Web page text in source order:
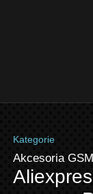
Kategorie
Akcesoria